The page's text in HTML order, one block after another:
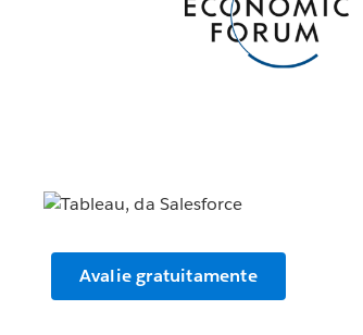
Avalie gratuitamente